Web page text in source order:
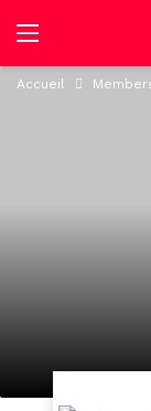
Accueil